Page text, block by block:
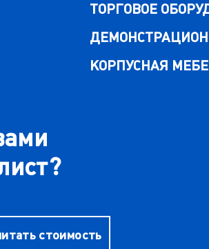
ТОРГОВОЕ
КОРПУСНАЯ
стоимость